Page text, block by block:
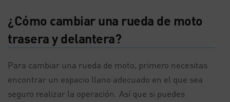
¿Cómo cambiar una rueda de moto
trasera y delantera?
Para cambiar una rueda de moto, primero necesitas
encontrar un espacio llano adecuado en el que sea
seguro realizar la operación. Así que si puedes